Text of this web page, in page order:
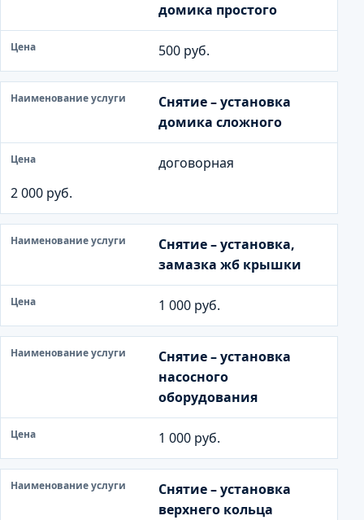
домика простого
500 руб.
Снятие – установка
домика сложного
договорная
2 000 руб.
Снятие – установка,
замазка жб крышки
1 000 руб.
Снятие – установка
насосного
оборудования
1 000 руб.
Снятие – установка
верхнего кольца